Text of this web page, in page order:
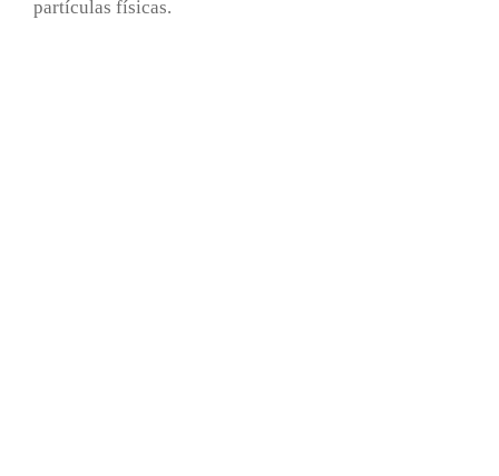
partículas físicas.